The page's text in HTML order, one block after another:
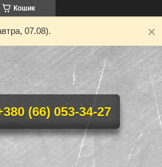
Кошик
07.08).
(66) 053-34-27